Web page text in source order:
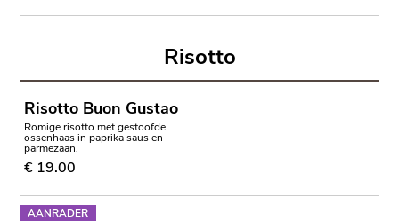
Risotto
Risotto Buon Gustao
Romige risotto met gestoofde
ossenhaas in paprika saus en
parmezaan.
€ 19.00
AANRADER